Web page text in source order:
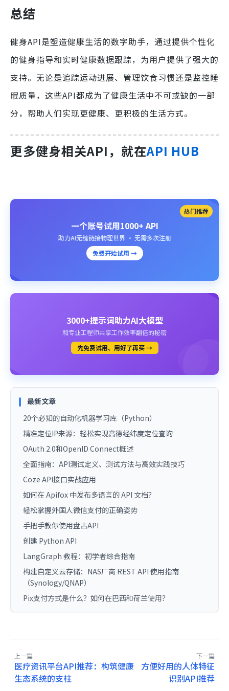
总结
健身API是塑造健康生活的数字助手，通过提供个性化
的健身指导和实时健康数据跟踪，为用户提供了强大的
支持。无论是追踪运动进展、管理饮食习惯还是监控睡
眠质量，这些API都成为了健康生活中不可或缺的一部
分，帮助人们实现更健康、更积极的生活方式。
更多健身相关API，就在API HUB
热门推荐
一个账号试用1000+ API
助力AI无缝链接物理世界 · 无需多次注册
免费开始试用 →
3000+提示词助力AI大模型
和专业工程师共享工作效率翻倍的秘密
先免费试用、用好了再买 →
最新文章
20个必知的自动化机器学习库（Python）
精准定位IP来源：轻松实现高德经纬度定位查询
OAuth 2.0和OpenID Connect概述
全面指南：API测试定义、测试方法与高效实践技巧
Coze API接口实战应用
如何在 Apifox 中发布多语言的 API 文档？
轻松掌握外国人微信支付的正确姿势
手把手教你使用盘古API
创建 Python API
LangGraph 教程：初学者综合指南
构建自定义云存储：NAS厂商 REST API 使用指南
（Synology/QNAP）
Pix支付方式是什么？如何在巴西和荷兰使用？
上一篇
医疗资讯平台API推荐：构筑健康
生态系统的支柱
下一篇
方便好用的人体特征
识别API推荐